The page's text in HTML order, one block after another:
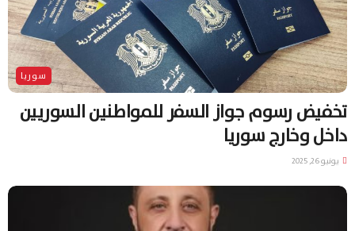
سوريا
تخفيض رسوم جواز السفر للمواطنين السوريين
داخل وخارج سوريا
يونيو 26, 2025